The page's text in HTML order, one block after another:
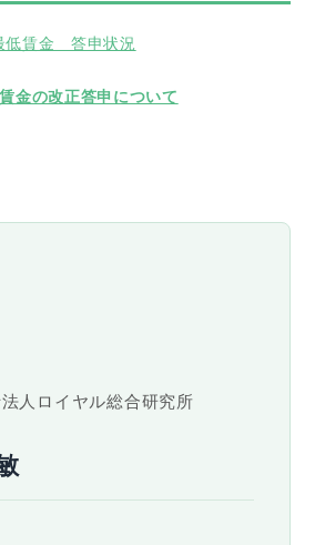
低賃金 答申状況
金の改正答申について
人ロイヤル総合研究所